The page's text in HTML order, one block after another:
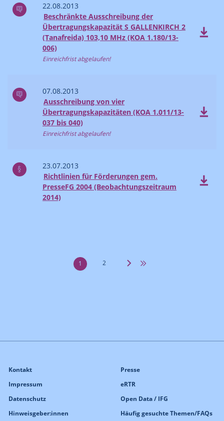
22.08.2013
Beschränkte Ausschreibung der
Übertragungskapazität S GALLENKIRCH 2
(Tanafreida) 103,10 MHz (KOA 1.180/13-
006)
Einreichfrist abgelaufen!
07.08.2013
Ausschreibung von vier
Übertragungskapazitäten (KOA 1.011/13-
037 bis 040)
Einreichfrist abgelaufen!
23.07.2013
Richtlinien für Förderungen gem.
PresseFG 2004 (Beobachtungszeitraum
2014)
1 2
Kontakt
Impressum
Datenschutz
Hinweisgeber:innen
Presse
eRTR
Open Data / IFG
Häufig gesuchte Themen/FAQs